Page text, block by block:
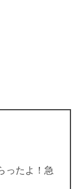
ったよ！急